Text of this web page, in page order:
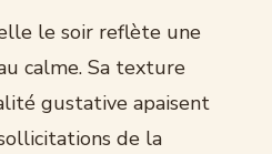
le soir reflète une
calme. Sa texture
gustative apaisent
de la